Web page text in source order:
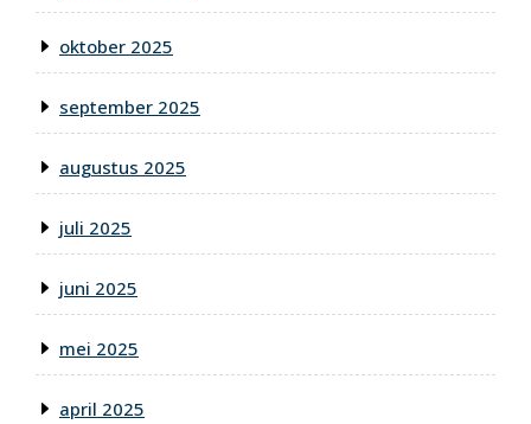
oktober 2025
september 2025
augustus 2025
juli 2025
juni 2025
mei 2025
april 2025